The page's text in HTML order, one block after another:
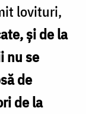
lovituri,
şi de la
nu se
de
de la